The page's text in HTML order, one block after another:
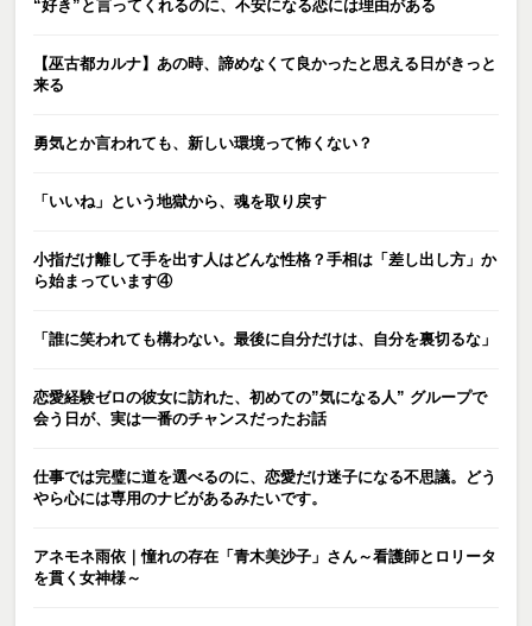
“好き”と言ってくれるのに、不安になる恋には理由がある
【巫古都カルナ】あの時、諦めなくて良かったと思える日がきっと
来る
勇気とか言われても、新しい環境って怖くない？
「いいね」という地獄から、魂を取り戻す
小指だけ離して手を出す人はどんな性格？手相は「差し出し方」か
ら始まっています④
「誰に笑われても構わない。最後に自分だけは、自分を裏切るな」
恋愛経験ゼロの彼女に訪れた、初めての”気になる人” グループで
会う日が、実は一番のチャンスだったお話
仕事では完璧に道を選べるのに、恋愛だけ迷子になる不思議。どう
やら心には専用のナビがあるみたいです。
アネモネ雨依｜憧れの存在「青木美沙子」さん～看護師とロリータ
を貫く女神様～